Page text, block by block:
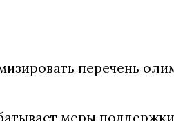
перечень
меры